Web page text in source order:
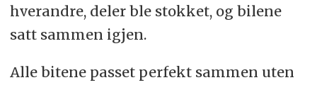
hverandre, deler ble stokket, og bilene
satt sammen igjen.
Alle bitene passet perfekt sammen uten